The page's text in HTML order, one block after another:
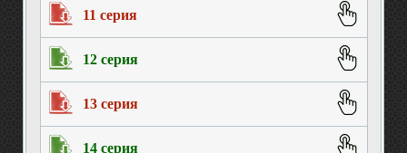
11 серия
12 серия
13 серия
14 серия